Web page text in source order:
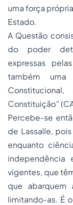
uma força
Estado.
A Questão
do poder
expressas
também
Constituição”
Percebe-se
de Lassalle,
enquanto
vigentes, que
que abarquem
limitando-as. É